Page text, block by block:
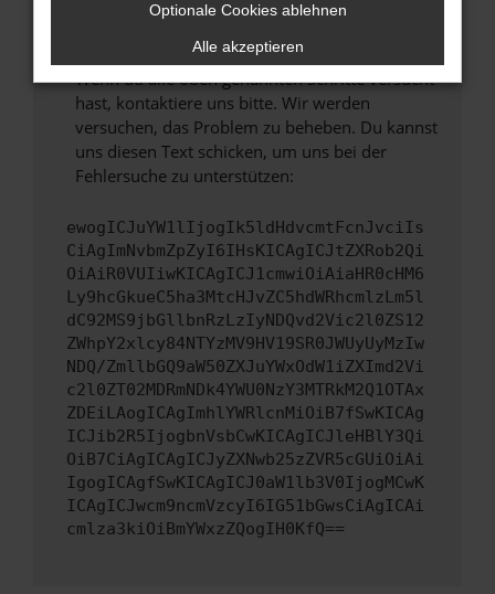
unterstützt werden.
Wende dich an den Webseitenbetreiber.
Wenn du alle oben genannten Schritte versucht
hast, kontaktiere uns bitte. Wir werden
versuchen, das Problem zu beheben. Du kannst
uns diesen Text schicken, um uns bei der
Fehlersuche zu unterstützen:
ewogICJuYW1lIjogIk5ldHdvcmtFcnJvciIs
CiAgImNvbmZpZyI6IHsKICAgICJtZXRob2Qi
OiAiR0VUIiwKICAgICJ1cmwiOiAiaHR0cHM6
Ly9hcGkueC5ha3MtcHJvZC5hdWRhcmlzLm5l
dC92MS9jbGllbnRzLzIyNDQvd2Vic2l0ZS12
ZWhpY2xlcy84NTYzMV9HV19SR0JWUyUyMzIw
NDQ/ZmllbGQ9aW50ZXJuYWxOdW1iZXImd2Vi
c2l0ZT02MDRmNDk4YWU0NzY3MTRkM2Q1OTAx
ZDEiLAogICAgImhlYWRlcnMiOiB7fSwKICAg
ICJib2R5IjogbnVsbCwKICAgICJleHBlY3Qi
OiB7CiAgICAgICJyZXNwb25zZVR5cGUiOiAi
IgogICAgfSwKICAgICJ0aW1lb3V0IjogMCwK
ICAgICJwcm9ncmVzcyI6IG51bGwsCiAgICAi
cmlza3kiOiBmYWxzZQogIH0KfQ==
Optionale Cookies ablehnen
Alle akzeptieren